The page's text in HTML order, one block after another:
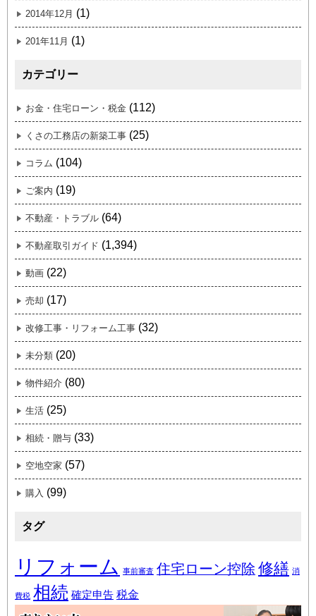
2014年12月 (1)
201年11月 (1)
カテゴリー
お金・住宅ローン・税金 (112)
くさの工務店の新築工事 (25)
コラム (104)
ご案内 (19)
不動産・トラブル (64)
不動産取引ガイド (1,394)
動画 (22)
売却 (17)
改修工事・リフォーム工事 (32)
未分類 (20)
物件紹介 (80)
生活 (25)
相続・贈与 (33)
空地空家 (57)
購入 (99)
タグ
リフォーム 事前審査 住宅ローン控除 修繕 消
費税 相続 確定申告 税金